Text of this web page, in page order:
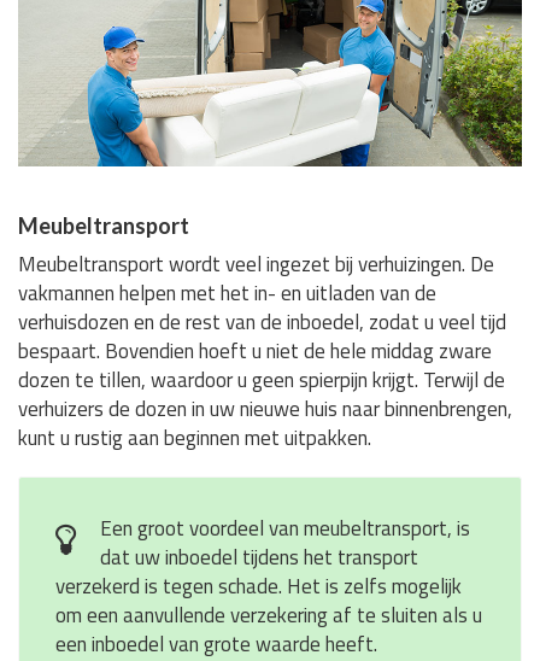
Meubeltransport
Meubeltransport wordt veel ingezet bij verhuizingen. De
vakmannen helpen met het in- en uitladen van de
verhuisdozen en de rest van de inboedel, zodat u veel tijd
bespaart. Bovendien hoeft u niet de hele middag zware
dozen te tillen, waardoor u geen spierpijn krijgt. Terwijl de
verhuizers de dozen in uw nieuwe huis naar binnenbrengen,
kunt u rustig aan beginnen met uitpakken.
Een groot voordeel van meubeltransport, is
dat uw inboedel tijdens het transport
verzekerd is tegen schade. Het is zelfs mogelijk
om een aanvullende verzekering af te sluiten als u
een inboedel van grote waarde heeft.